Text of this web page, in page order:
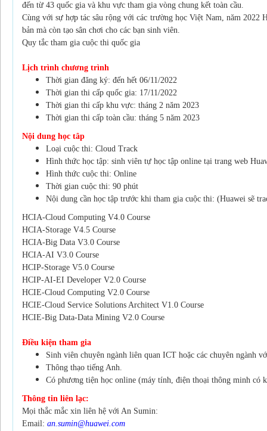
đến từ 43 quốc gia và khu vực tham gia vòng chung kết toàn cầu.
Cùng với sự hợp tác sâu rộng với các trường học Việt Nam, năm 2022
bản mà còn tạo sân chơi cho các bạn sinh viên.
Quy tắc tham gia cuộc thi quốc gia
Lịch trình chương trình
Thời gian đăng ký: đến hết 06/11/2022
Thời gian thi cấp quốc gia: 17/11/2022
Thời gian thi cấp khu vực: tháng 2 năm 2023
Thời gian thi cấp toàn cầu: tháng 5 năm 2023
Nội dung học tâp
Loại cuộc thi: Cloud Track
Hình thức học tập: sinh viên tự học tập online tại trang web
Hình thức cuộc thi: Online
Thời gian cuộc thi: 90 phút
Nội dung cần học tập trước khi tham gia cuộc thi: (Huawei sẽ
HCIA-Cloud Computing V4.0 Course
HCIA-Storage V4.5 Course
HCIA-Big Data V3.0 Course
HCIA-AI V3.0 Course
HCIP-Storage V5.0 Course
HCIP-AI-EI Developer V2.0 Course
HCIE-Cloud Computing V2.0 Course
HCIE-Cloud Service Solutions Architect V1.0 Course
HCIE-Big Data-Data Mining V2.0 Course
Điều kiện tham gia
Sinh viên chuyên ngành liên quan ICT hoặc các chuyên ngành
Thông thạo tiếng Anh.
Có phương tiện học online (máy tính, điện thoại thông minh có
Thông tin liên lạc:
Mọi thắc mắc xin liên hệ với An Sumin:
Email: an.sumin@huawei.com